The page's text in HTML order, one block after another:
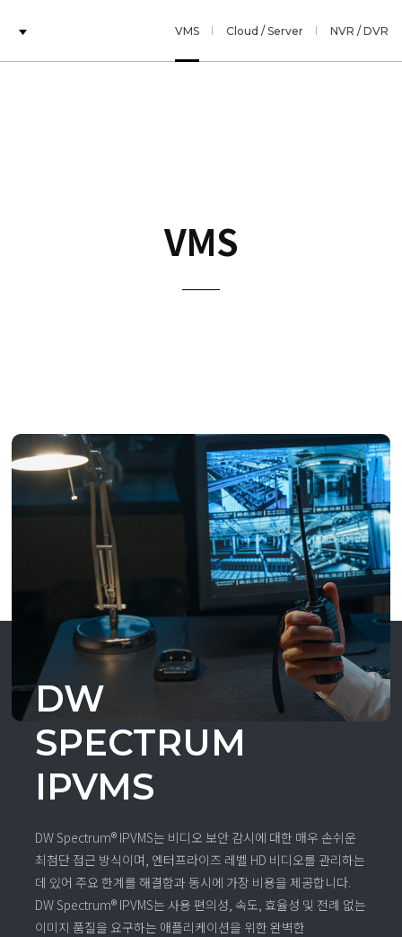
VMS Cloud / Server NVR / DVR
VMS
DW
SPECTRUM
IPVMS
DW Spectrum® IPVMS는 비디오 보안 감시에 대한 매우 손쉬운
최첨단 접근 방식이며, 엔터프라이즈 레벨 HD 비디오를 관리하는
데 있어 주요 한계를 해결함과 동시에 가장 비용을 제공합니다.
DW Spectrum® IPVMS는 사용 편의성, 속도, 효율성 및 전례 없는
이미지 품질을 요구하는 애플리케이션을 위한 완벽한